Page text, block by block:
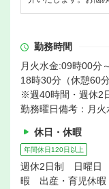
勤務時間
月火水金:09時00分
18時30分（休憩60
※週40時間・週休2
勤務曜日備考：月火
休日・休暇
年間休日120日以上
週休2日制 日曜
暇 出産・育児休